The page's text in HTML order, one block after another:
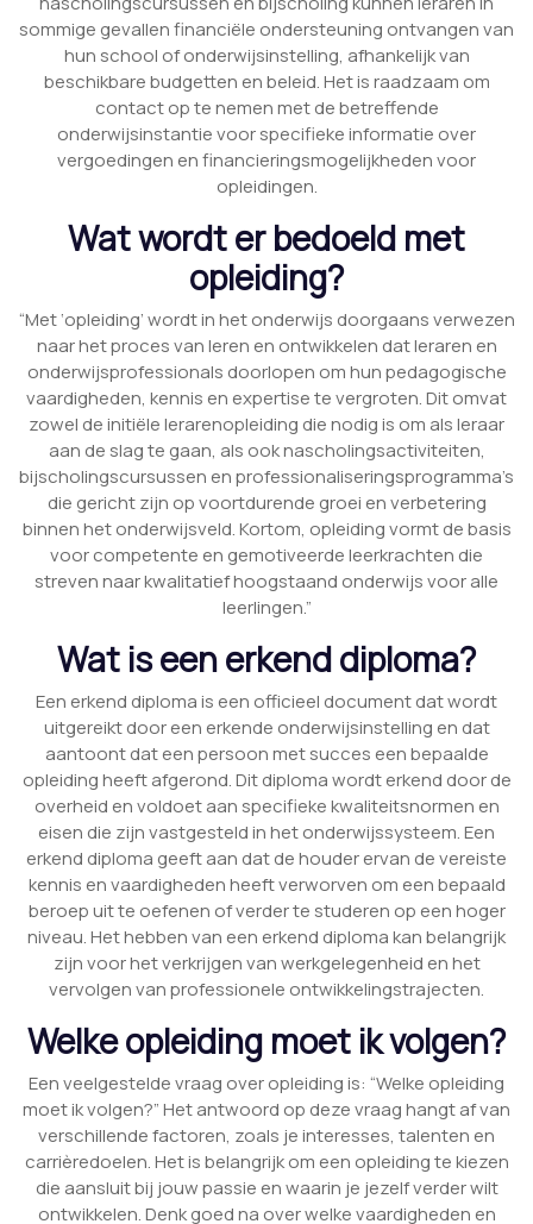
sommige gevallen financiële ondersteuning ontvangen van
hun school of onderwijsinstelling, afhankelijk van
beschikbare budgetten en beleid. Het is raadzaam om
contact op te nemen met de betreffende
onderwijsinstantie voor specifieke informatie over
vergoedingen en financieringsmogelijkheden voor
opleidingen.
Wat wordt er bedoeld met
opleiding?
“Met ‘opleiding’ wordt in het onderwijs doorgaans verwezen
naar het proces van leren en ontwikkelen dat leraren en
onderwijsprofessionals doorlopen om hun pedagogische
vaardigheden, kennis en expertise te vergroten. Dit omvat
zowel de initiële lerarenopleiding die nodig is om als leraar
aan de slag te gaan, als ook nascholingsactiviteiten,
bijscholingscursussen en professionaliseringsprogramma’s
die gericht zijn op voortdurende groei en verbetering
binnen het onderwijsveld. Kortom, opleiding vormt de basis
voor competente en gemotiveerde leerkrachten die
streven naar kwalitatief hoogstaand onderwijs voor alle
leerlingen.”
Wat is een erkend diploma?
Een erkend diploma is een officieel document dat wordt
uitgereikt door een erkende onderwijsinstelling en dat
aantoont dat een persoon met succes een bepaalde
opleiding heeft afgerond. Dit diploma wordt erkend door de
overheid en voldoet aan specifieke kwaliteitsnormen en
eisen die zijn vastgesteld in het onderwijssysteem. Een
erkend diploma geeft aan dat de houder ervan de vereiste
kennis en vaardigheden heeft verworven om een bepaald
beroep uit te oefenen of verder te studeren op een hoger
niveau. Het hebben van een erkend diploma kan belangrijk
zijn voor het verkrijgen van werkgelegenheid en het
vervolgen van professionele ontwikkelingstrajecten.
Welke opleiding moet ik volgen?
Een veelgestelde vraag over opleiding is: “Welke opleiding
moet ik volgen?” Het antwoord op deze vraag hangt af van
verschillende factoren, zoals je interesses, talenten en
carrièredoelen. Het is belangrijk om een opleiding te kiezen
die aansluit bij jouw passie en waarin je jezelf verder wilt
ontwikkelen. Denk goed na over welke vaardigheden en